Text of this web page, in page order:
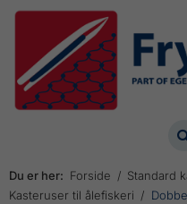

Du er her: Forside Standard
Kasteruser til ålefiskeri